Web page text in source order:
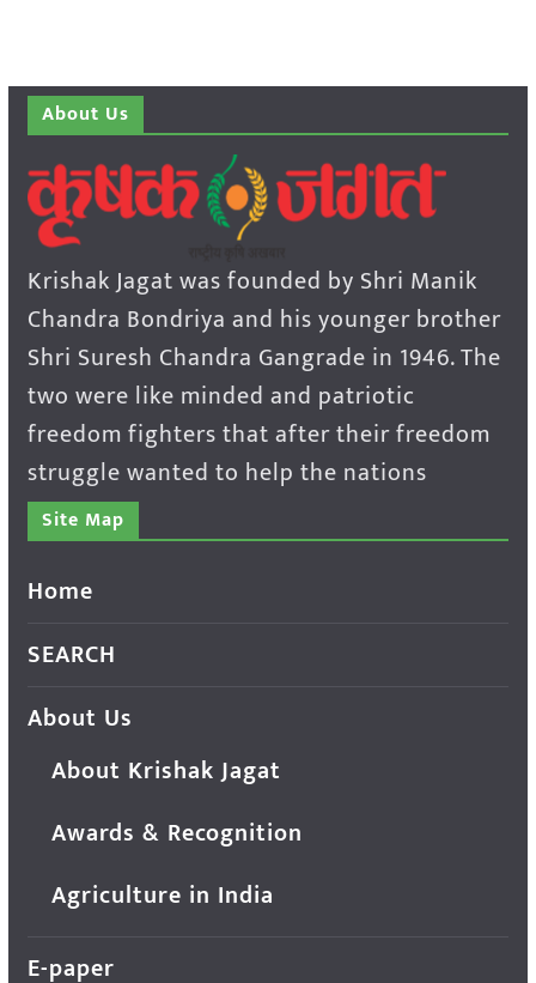
About Us
Krishak Jagat was founded by Shri Manik
Chandra Bondriya and his younger brother
Shri Suresh Chandra Gangrade in 1946. The
two were like minded and patriotic
freedom fighters that after their freedom
struggle wanted to help the nations
Site Map
Home
SEARCH
About Us
About Krishak Jagat
Awards & Recognition
Agriculture in India
E-paper